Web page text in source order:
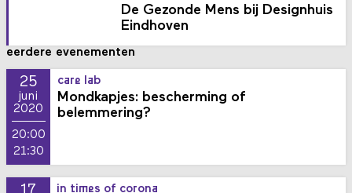
De Gezonde Mens bij Designhuis
Eindhoven
eerdere evenementen
25
juni
2020
20:00
21:30
care lab
Mondkapjes: bescherming of
belemmering?
in times of corona